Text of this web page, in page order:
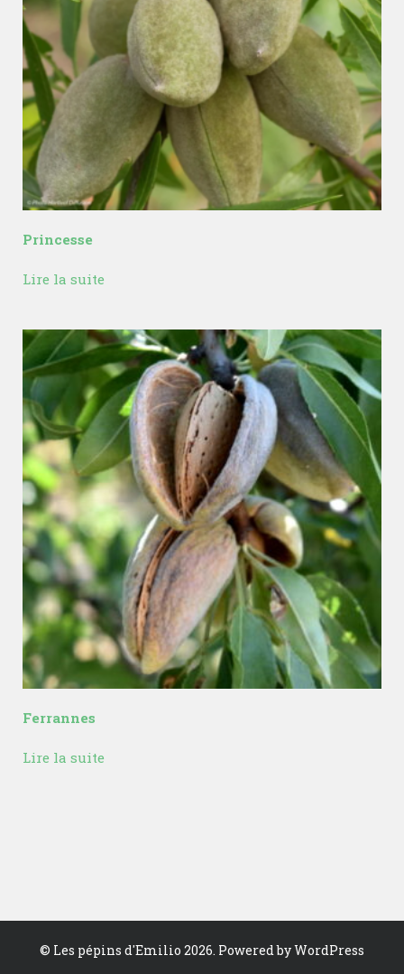
Princesse
Lire la suite
Ferrannes
Lire la suite
© Les pépins d'Emilio 2026. Powered by WordPress